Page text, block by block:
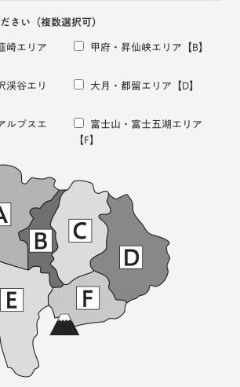
さい （複数選択可）
崎エリア
甲府・昇仙峡エリア 【B】
渓谷エリ
大月・都留エリア 【D】
ルプスエ
富士山・富士五湖エリア
【F】